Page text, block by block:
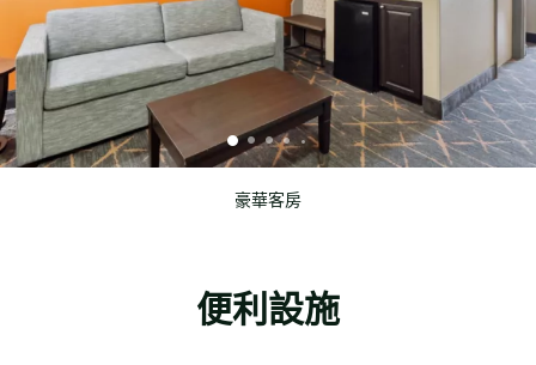
豪華客房
便利設施